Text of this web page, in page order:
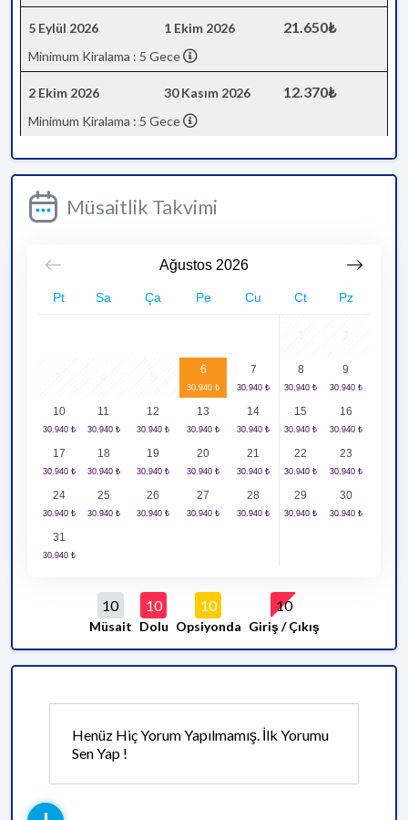
5 Eylül 2026 1 Ekim 2026 21.650₺
Minimum Kiralama : 5 Gece
2 Ekim 2026 30 Kasım 2026 12.370₺
Minimum Kiralama : 5 Gece
Müsaitlik Takvimi
Ağustos 2026
Pt Sa Ça Pe Cu Ct Pz
6 7 8 9
10 11 12 13 14 15 16
17 18 19 20 21 22 23
24 25 26 27 28 29 30
31
10
Müsait
10
Dolu
10
Opsiyonda
10
Giriş / Çıkış
Henüz Hiç Yorum Yapılmamış. İlk Yorumu
Sen Yap !